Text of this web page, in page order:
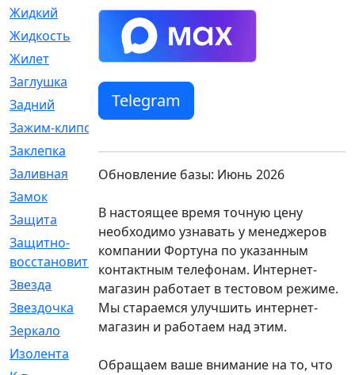
Жидкий
[5]
Жидкость
[80]
Жилет
[1]
Заглушка
[21]
Задний
[528]
Зажим-клипса
Заклепка
[1]
Заливная
[4]
Замок
Защита
[79]
Защитно-
восстановительный
[4]
Звезда
[1]
Звездочка
[5]
Зеркало
[369]
Изолента
Telegram
Обновление базы: Июнь 2026
В настоящее время точную цену
необходимо узнавать у менеджеров
компании Фортуна по указанным
контактным телефонам. Интернет-
магазин работает в тестовом режиме.
Мы стараемся улучшить интернет-
магазин и работаем над этим.
Обращаем ваше внимание на то, что